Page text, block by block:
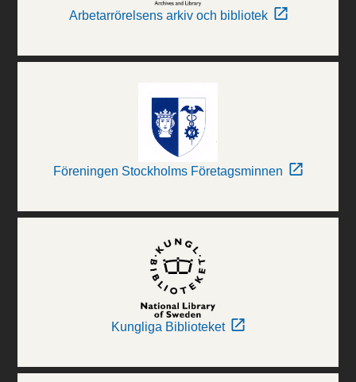
Arbetarrörelsens arkiv och bibliotek
Föreningen Stockholms Företagsminnen
Kungliga Biblioteket